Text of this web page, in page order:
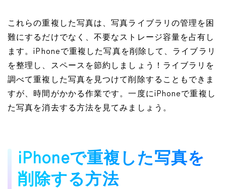
これらの重複した写真は、写真ライブラリの管理を困
難にするだけでなく、不要なストレージ容量を占有し
ます。iPhoneで重複した写真を削除して、ライブラリ
を整理し、スペースを節約しましょう！ライブラリを
調べて重複した写真を見つけて削除することもできま
すが、時間がかかる作業です。一度にiPhoneで重複し
た写真を消去する方法を見てみましょう。
iPhoneで重複した写真を
削除する方法